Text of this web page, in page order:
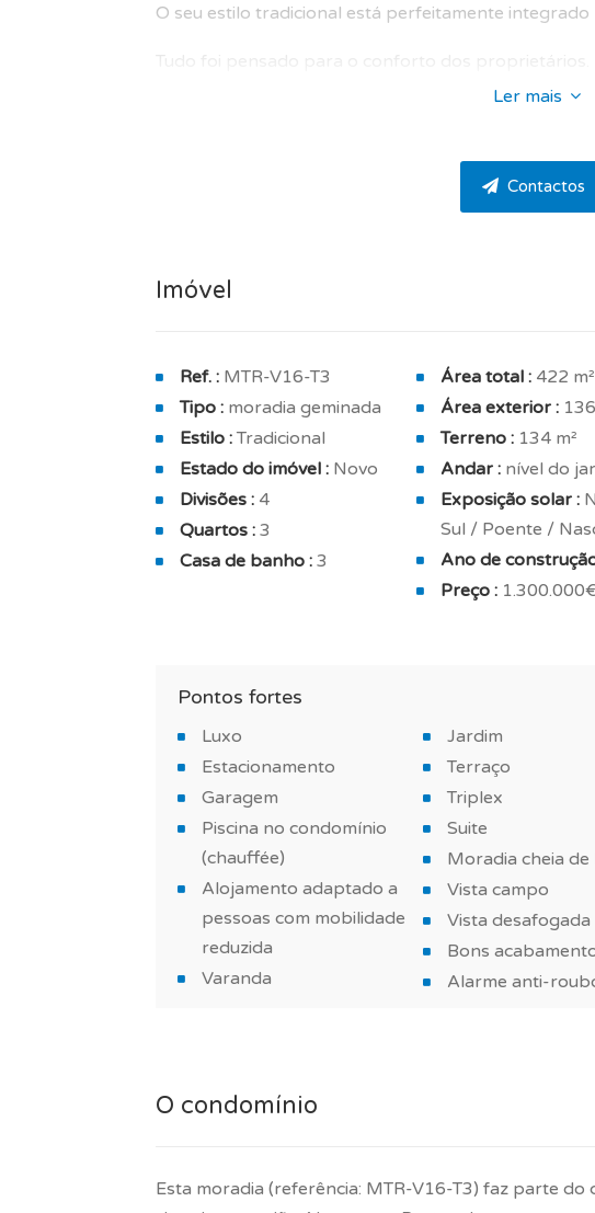
O seu estilo tradicional está perfeitamente integrado
No interior, um imóvel banhado pela luz que
acabamentos e numerosos equipamentos: piso
aquecedor de água termodinâmico, vidros duplos e
banho mobilada.
Com um total de 3 casas de banho et 1 w.c de apoio à
Os espaços verdes foram particularmente bem
Moradia vendida com garagem com capacidade
Esta moradia é adequada para uma compra de
arrendamento, habitação principal ou uma casa de
Portugal.
Mais informações sobre este ou outro imóvel e
*As características e imagens do imóvel têm
Ler mais
Contactos
Imóvel
Ref. : MTR-V16-T3
Tipo : moradia geminada
Estilo : Tradicional
Estado do imóvel : Novo
Divisões : 4
Quartos : 3
Casa de banho : 3
Área total : 422 m²
Área exterior :
Terreno : 134 m²
Andar : nível do
Exposição solar :
Sul / Poente /
Ano de
Preço : 1.300.000€
Pontos fortes
Luxo
Estacionamento
Garagem
Piscina no condomínio
(chauffée)
Alojamento adaptado a
pessoas com mobilidade
reduzida
Varanda
Jardim
Terraço
Triplex
Suite
Moradia cheia de
Vista campo
Vista desafogada
Bons
Alarme anti-
O condomínio
Esta moradia (referência: MTR-V16-T3) faz parte do